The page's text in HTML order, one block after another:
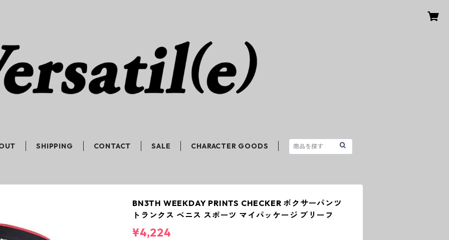
SHIPPING CONTACT SALE CHARACTER GOODS
BN3TH WEEKDAY PRINTS CHECKER ボクサーパンツ
トランクス ベニス スポーツ マイパッケージ ブリーフ
¥4,224